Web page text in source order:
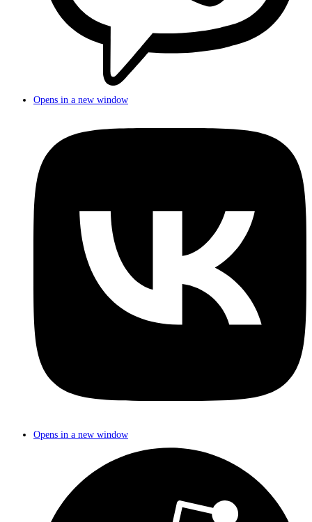
Opens in a new window
Opens in a new window